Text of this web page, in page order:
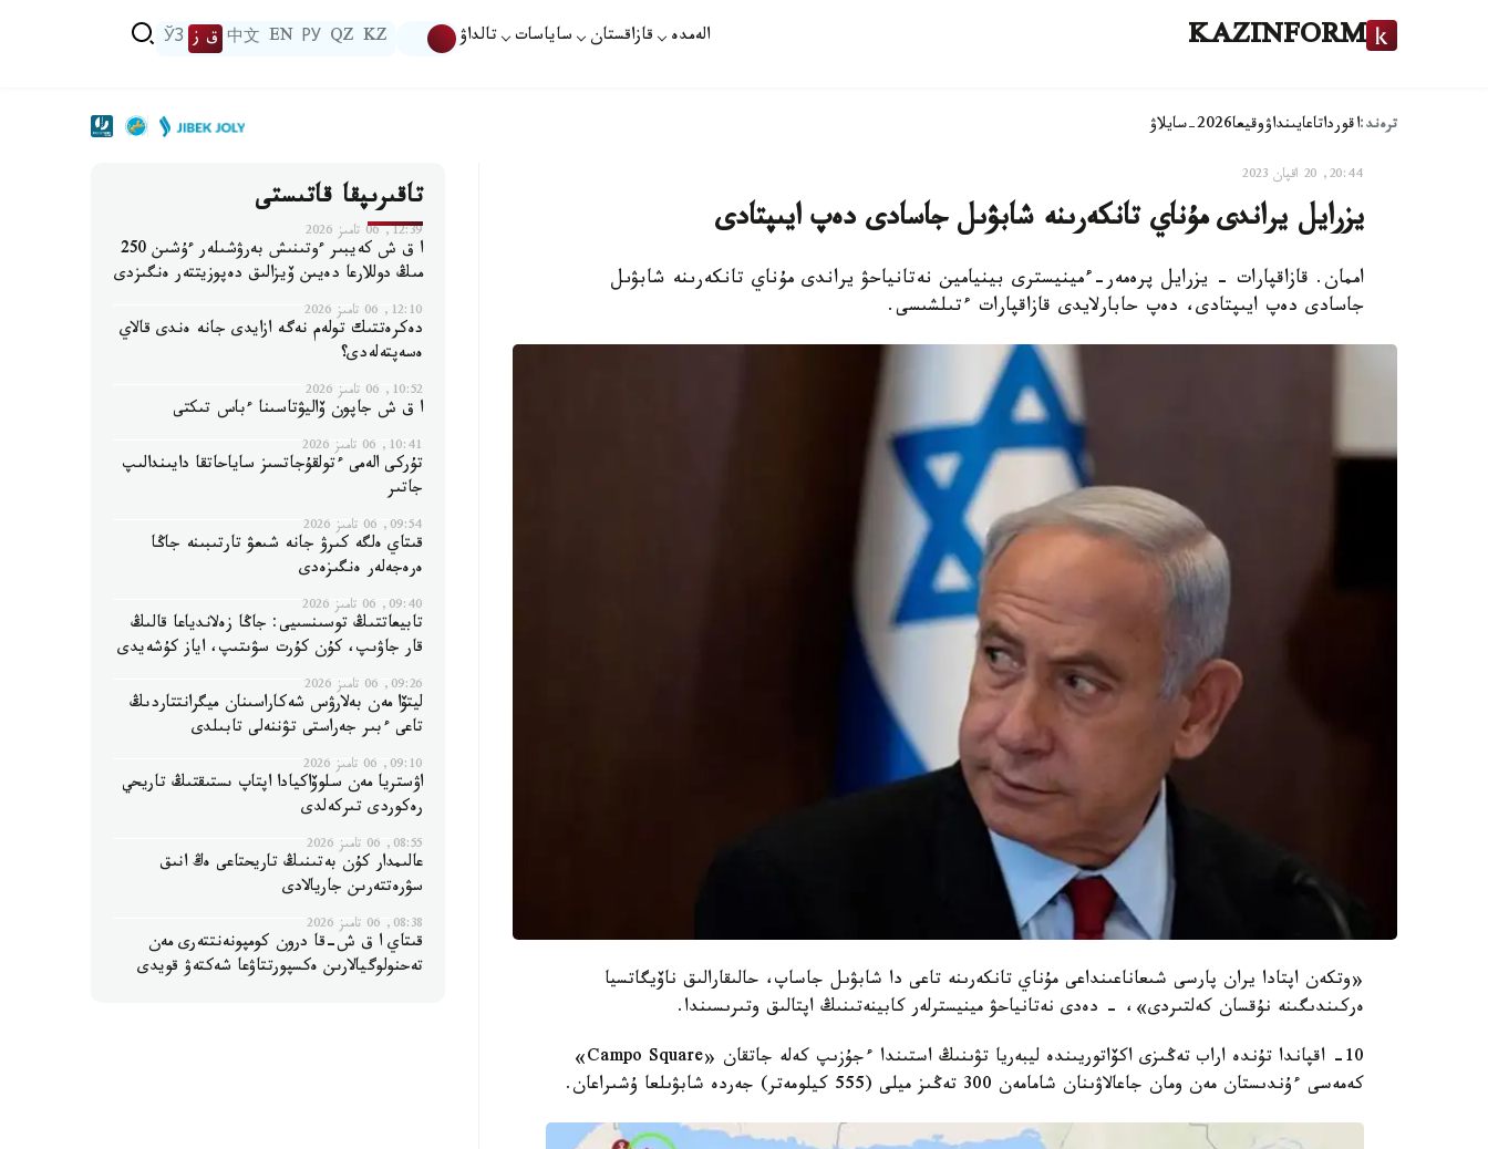
KAZINFORM الەمدە قازاقستان ساياسات تالداۋ KZ
QZ
РУ
EN
中文 ق ز ЎЗ
ترەند:اقورداتاعايىنداۋوقيعا2026-سايلاۋ
20:44, 20 اقپان 2023
يزرايل يراندى مۇناي تانكەرىنە شابۋىل جاسادى دەپ ايىپتادى
اممان. قازاقپارات - يزرايل پرەمەر-ءمينيسترى بينيامين نەتانياحۋ يراندى مۇناي تانكەرىنە شابۋىل
جاسادى دەپ ايىپتادى، دەپ حابارلايدى قازاقپارات ءتىلشىسى.
«وتكەن اپتادا يران پارسى شىعاناعىنداعى مۇناي تانكەرىنە تاعى دا شابۋىل جاساپ، حالىقارالىق ناۆيگاتسيا
ەركىندىگىنە نۇقسان كەلتىردى»، - دەدى نەتانياحۋ مينيسترلەر كابينەتىنىڭ اپتالىق وتىرىسىندا.
10- اقپاندا تۇندە اراب تەڭىزى اكۆاتوريىندە ليبەريا تۋىنىڭ استىندا ءجۇزىپ كەلە جاتقان «Campo Square»
كەمەسى ءۇندىستان مەن ومان جاعالاۋىنان شامامەن 300 تەڭىز ميلى (555 كيلومەتر) جەردە شابۋىلعا ۇشىراعان.
تاقىرىپقا قاتىستى
12:39, 06 تامىز 2026
ا ق ش كەيبىر ءوتىنىش بەرۋشىلەر ءۇشىن 250
مىڭ دوللارعا دەيىن ۆيزالىق دەپوزيتتەر ەنگىزدى
12:10, 06 تامىز 2026
دەكرەتتىك تولەم نەگە ازايدى جانە ەندى قالاي
ەسەپتەلەدى؟
10:52, 06 تامىز 2026
ا ق ش جاپون ۆاليۋتاسىنا ءباس تىكتى
10:41, 06 تامىز 2026
تۇركى الەمى ءتولقۇجاتسىز ساياحاتقا دايىندالىپ
جاتىر
09:54, 06 تامىز 2026
قىتاي ەلگە كىرۋ جانە شىعۋ تارتىبىنە جاڭا
ەرەجەلەر ەنگىزەدى
09:40, 06 تامىز 2026
تابيعاتتىڭ توسىنسىيى: جاڭا زەلاندياعا قالىڭ
قار جاۋىپ، كۇن كۇرت سۋىتىپ، اياز كۇشەيدى
09:26, 06 تامىز 2026
ليتۆا مەن بەلارۋس شەكاراسىنان ميگرانتتاردىڭ
تاعى ءبىر جەراستى تۋننەلى تابىلدى
09:10, 06 تامىز 2026
اۋستريا مەن سلوۆاكيادا اپتاپ ىستىقتىڭ تاريحي
رەكوردى تىركەلدى
08:55, 06 تامىز 2026
عالىمدار كۇن بەتىنىڭ تاريحتاعى ەڭ انىق
سۋرەتتەرىن جاريالادى
08:38, 06 تامىز 2026
قىتاي ا ق ش-قا درون كومپونەنتتەرى مەن
تەحنولوگيالارىن ەكسپورتتاۋعا شەكتەۋ قويدى